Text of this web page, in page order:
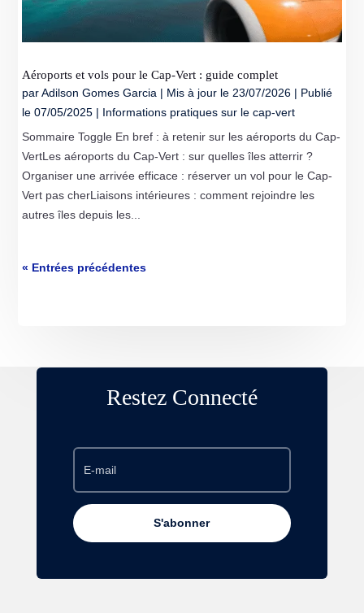
Aéroports et vols pour le Cap‑Vert : guide complet
parAdilson Gomes Garcia | Mis à jour le 23/07/2026 | Publié
le 07/05/2025 | Informations pratiques sur le cap-vert
Sommaire Toggle En bref : à retenir sur les aéroports du Cap-
VertLes aéroports du Cap-Vert : sur quelles îles atterrir ?
Organiser une arrivée efficace : réserver un vol pour le Cap-
Vert pas cherLiaisons intérieures : comment rejoindre les
autres îles depuis les...
« Entrées précédentes
Restez Connecté
S'abonner